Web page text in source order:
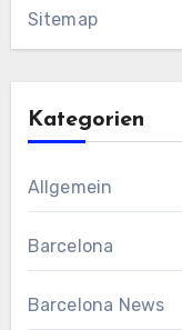
Sitemap
Kategorien
Allgemein
Barcelona
Barcelona News